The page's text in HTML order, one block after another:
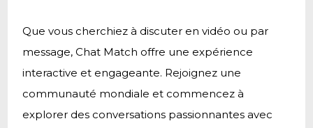
Que vous cherchiez à discuter en vidéo ou par
message, Chat Match offre une expérience
interactive et engageante. Rejoignez une
communauté mondiale et commencez à
explorer des conversations passionnantes avec